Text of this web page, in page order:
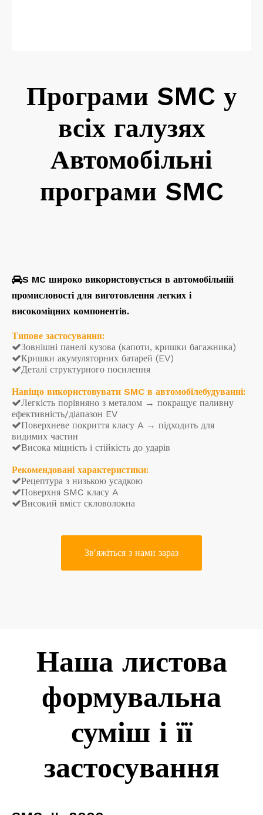
Програми SMC у
всіх галузях
Автомобільні
програми SMC
S MC широко використовується в автомобільній
промисловості для виготовлення легких і
високоміцних компонентів.
Типове застосування:
Зовнішні панелі кузова (капоти, кришки багажника)
Кришки акумуляторних батарей (EV)
Деталі структурного посилення
Навіщо використовувати SMC в автомобілебудуванні:
Легкість порівняно з металом → покращує паливну
ефективність/діапазон EV
Поверхневе покриття класу A → підходить для
видимих ​​частин
Висока міцність і стійкість до ударів
Рекомендовані характеристики:
Рецептура з низькою усадкою
Поверхня SMC класу A
Високий вміст скловолокна
Зв'яжіться з нами зараз
Наша листова
формувальна
суміш і її
застосування